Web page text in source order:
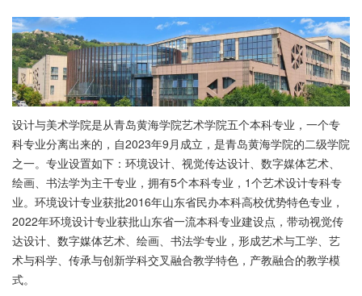
设计与美术学院是从青岛黄海学院艺术学院五个本科专业，一个专
科专业分离出来的，自2023年9月成立，是青岛黄海学院的二级学院
之一。专业设置如下：环境设计、视觉传达设计、数字媒体艺术、
绘画、书法学为主干专业，拥有5个本科专业，1个艺术设计专科专
业。环境设计专业获批2016年山东省民办本科高校优势特色专业，
2022年环境设计专业获批山东省一流本科专业建设点，带动视觉传
达设计、数字媒体艺术、绘画、书法学专业，形成艺术与工学、艺
术与科学、传承与创新学科交叉融合教学特色，产教融合的教学模
式。